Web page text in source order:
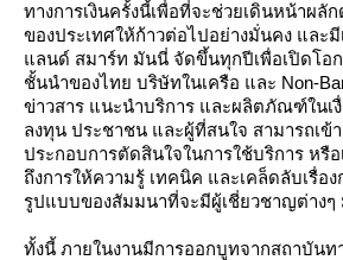
ทางการเงินครั้งนี้เพื่อที่จะช่วยเดินหน้าผลั
ของประเทศให้ก้าวต่อไปอย่างมั่นคง และ
ลนด์ สมาร์ท มันนี่ จัดขึ้นทุกปีเพื่อเปิดโอก
ชั้นนำของไทย บริษัทในเครือ และ Non-
ข่าวสาร แนะนำบริการ และผลิตภัณฑ์ในเ
ลงทุน ประชาชน และผู้ที่สนใจ สามารถเข้
ประกอบการตัดสินใจในการใช้บริการ หรื
ถึงการให้ความรู้ เทคนิค และเคล็ดลับเรื่อง
รูปแบบของสัมมนาที่จะมีผู้เชี่ยวชาญต่างๆ
ทั้งนี้ ภายในงานมีการออกบูทจากสถาบันท